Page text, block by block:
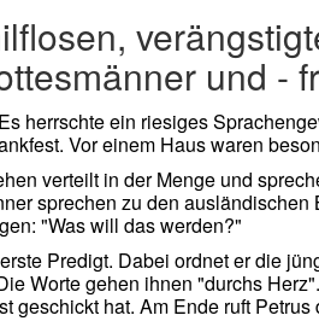
und -
herrschte ein riesiges
Vor einem Haus waren
verteilt in der Menge und
sprechen zu den
"Was will das werden?"
Predigt. Dabei ordnet er die
Worte gehen ihnen "durchs
geschickt hat. Am Ende ruft Petrus